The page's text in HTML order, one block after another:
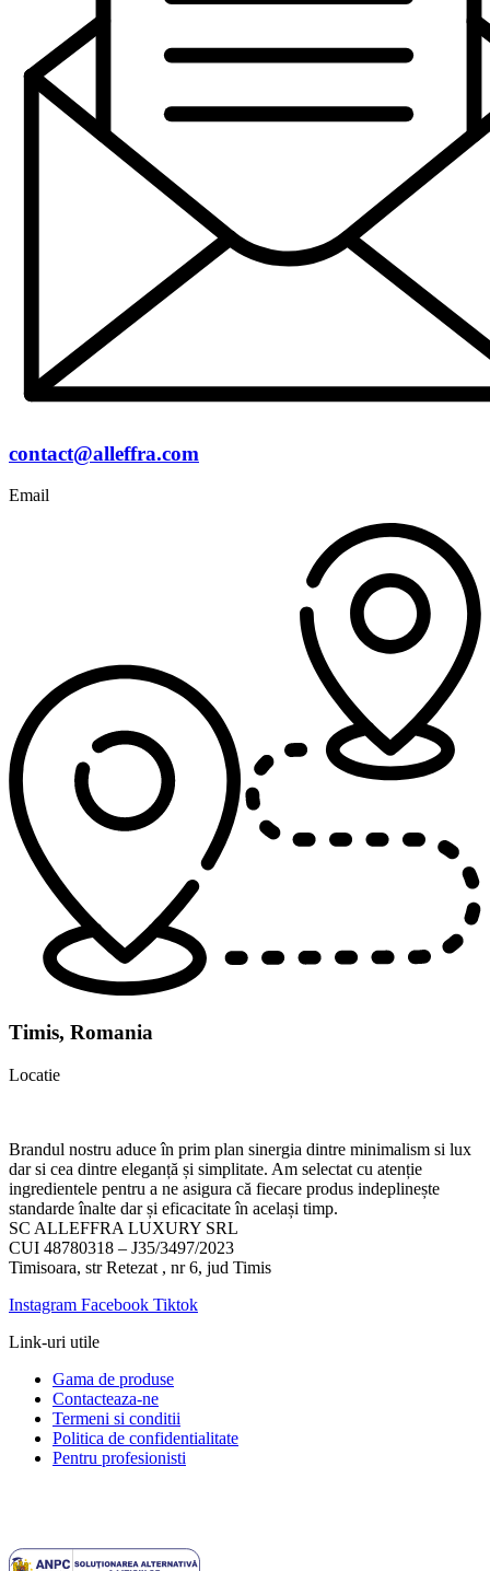
contact@alleffra.com
Email
Timis, Romania
Locatie
Brandul nostru aduce în prim plan sinergia dintre minimalism si lux
dar si cea dintre eleganță și simplitate. Am selectat cu atenție
ingredientele pentru a ne asigura că fiecare produs indeplinește
standarde înalte dar și eficacitate în același timp.
SC ALLEFFRA LUXURY SRL
CUI 48780318 – J35/3497/2023
Timisoara, str Retezat , nr 6, jud Timis
Instagram Facebook Tiktok
Link-uri utile
Gama de produse
Contacteaza-ne
Termeni si conditii
Politica de confidentialitate
Pentru profesionisti